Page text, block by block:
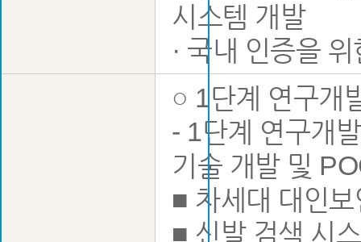
시스템 개발
· 국내 인증을
○ 1단계 연구개
- 1단계 연구개
기술 개발 및
■ 차세대 대인
■ 신발 검색 시